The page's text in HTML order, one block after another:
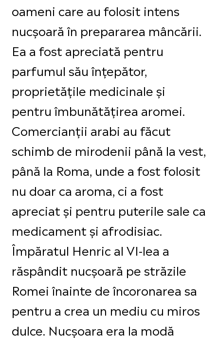
oameni care au folosit intens
nucșoară în prepararea mâncării.
Ea a fost apreciată pentru
parfumul său înțepător,
proprietățile medicinale și
pentru îmbunătățirea aromei.
Comercianții arabi au făcut
schimb de mirodenii până la vest,
până la Roma, unde a fost folosit
nu doar ca aroma, ci a fost
apreciat și pentru puterile sale ca
medicament și afrodisiac.
Împăratul Henric al VI-lea a
răspândit nucșoară pe străzile
Romei înainte de încoronarea sa
pentru a crea un mediu cu miros
dulce. Nucșoara era la modă